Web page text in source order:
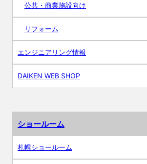
公共・商業施設向け
リフォーム
エンジニアリング情報
DAIKEN WEB SHOP
ショールーム
札幌ショールーム